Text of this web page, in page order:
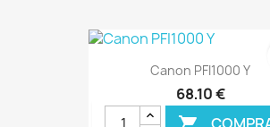
Canon PFI1000 Y
68,10 €